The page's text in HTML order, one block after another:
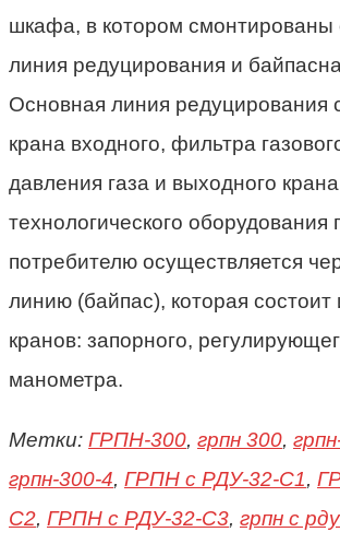
шкафа, в котором смонтированы
линия редуцирования и
Основная линия редуцирования
крана входного, фильтра
давления газа и выходного
технологического оборудования
потребителю осуществляется
линию (байпас), которая состоит
кранов: запорного,
манометра.
Метки: ГРПН-300, грпн 300,
грпн-300-4, ГРПН с РДУ-32-С1,
С2, ГРПН с РДУ-32-С3, грпн с